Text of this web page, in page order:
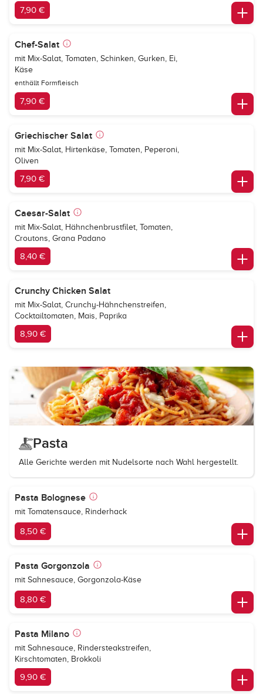
7,90 €
Chef-Salat
mit Mix-Salat, Tomaten, Schinken, Gurken, Ei,
Käse
enthällt Formfleisch
7,90 €
Griechischer Salat
mit Mix-Salat, Hirtenkäse, Tomaten, Peperoni,
Oliven
7,90 €
Caesar-Salat
mit Mix-Salat, Hähnchenbrustfilet, Tomaten,
Croutons, Grana Padano
8,40 €
Crunchy Chicken Salat
mit Mix-Salat, Crunchy-Hähnchenstreifen,
Cocktailtomaten, Mais, Paprika
8,90 €
Pasta
Alle Gerichte werden mit Nudelsorte nach Wahl hergestellt.
Pasta Bolognese
mit Tomatensauce, Rinderhack
8,50 €
Pasta Gorgonzola
mit Sahnesauce, Gorgonzola-Käse
8,80 €
Pasta Milano
mit Sahnesauce, Rindersteakstreifen,
Kirschtomaten, Brokkoli
9,90 €